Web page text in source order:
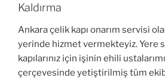
Kaldırma
Ankara çelik kapı onarım servisi
yerinde hizmet vermekteyiz. Yere
kapılarınız için işinin ehili
çerçevesinde yetiştirilmiş tüm